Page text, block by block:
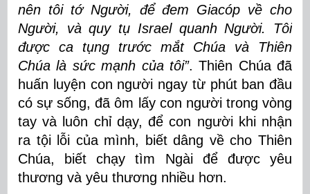
nên tôi tớ Người, để đem Giacóp về cho
Người, và quy tụ Israel quanh Người. Tôi
được ca tụng trước mắt Chúa và Thiên
Chúa là sức mạnh của tôi”. Thiên Chúa đã
huấn luyện con người ngay từ phút ban đầu
có sự sống, đã ôm lấy con người trong vòng
tay và luôn chỉ dạy, để con người khi nhận
ra tội lỗi của mình, biết dâng về cho Thiên
Chúa, biết chạy tìm Ngài để được yêu
thương và yêu thương nhiều hơn.